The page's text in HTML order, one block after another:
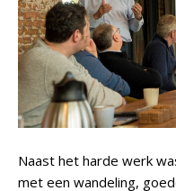
Naast het harde werk
met een wandeling,